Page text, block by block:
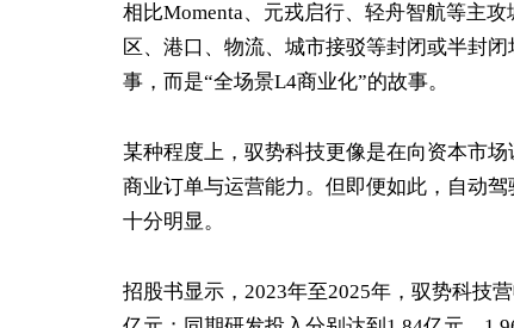
相比Momenta、元戎启行、轻舟智航等主
区、港口、物流、城市接驳等封闭或半封
事，而是“全场景L4商业化”的故事。
某种程度上，驭势科技更像是在向资本市
商业订单与运营能力。但即便如此，自动
十分明显。
招股书显示，2023年至2025年，驭势科技